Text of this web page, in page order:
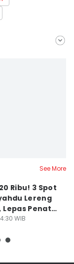
See More
Ribu! 3 Spot
Lereng
Lepas Penat
WIB